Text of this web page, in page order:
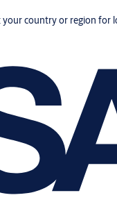
country or region for